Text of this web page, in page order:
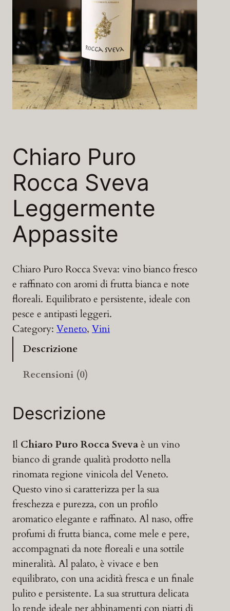
Chiaro Puro
Rocca Sveva
Leggermente
Appassite
Chiaro Puro Rocca Sveva: vino bianco fresco
e raffinato con aromi di frutta bianca e note
floreali. Equilibrato e persistente, ideale con
pesce e antipasti leggeri.
Category: Veneto, Vini
Descrizione
Recensioni (0)
Descrizione
Il Chiaro Puro Rocca Svevaè un vino
bianco di grande qualità prodotto nella
rinomata regione vinicola del Veneto.
Questo vino si caratterizza per la sua
freschezza e purezza, con un profilo
aromatico elegante e raffinato. Al naso, offre
profumi di frutta bianca, come mele e pere,
accompagnati da note floreali e una sottile
mineralità. Al palato, è vivace e ben
equilibrato, con una acidità fresca e un finale
pulito e persistente. La sua struttura delicata